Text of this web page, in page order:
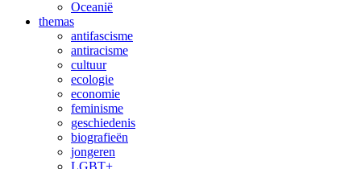
Oceanië
themas
antifascisme
antiracisme
cultuur
ecologie
economie
feminisme
geschiedenis
biografieën
jongeren
LGBT+